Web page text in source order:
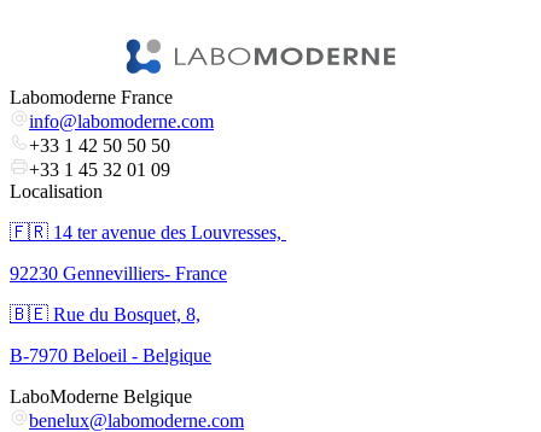
Labomoderne France
info@labomoderne.com
+33 1 42 50 50 50
+33 1 45 32 01 09
Localisation
🇫🇷 ​14 ter avenue des Louvresses,
92230 Gennevilliers- France
🇧🇪 Rue du Bosquet, 8,
B-7970 Beloeil - Belgique
LaboModerne Belgique
benelux@labomoderne.com